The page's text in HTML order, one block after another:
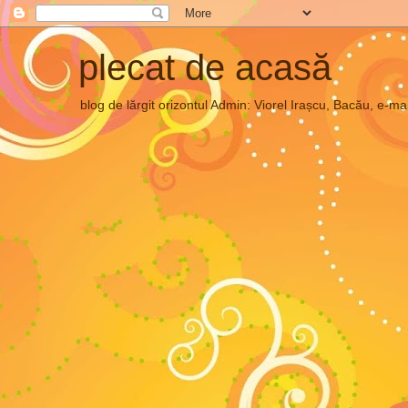
plecat de acasă
blog de lărgit orizontul Admin: Viorel Irașcu, Bacău, e-